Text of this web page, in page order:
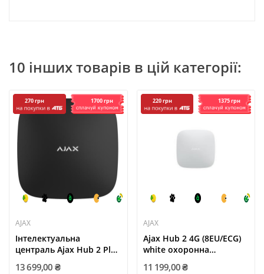
10 інших товарів в цій категорії:
270 грн 1700 грн
AJAX
Інтелектуальна
централь Ajax Hub 2 Plus
13 699,00 ₴
220 грн 1375 грн
AJAX
Ajax Hub 2 4G (8EU/ECG)
white охоронна
11 199,00 ₴